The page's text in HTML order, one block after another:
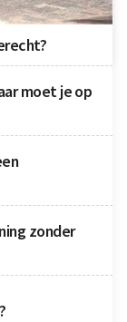
moet je op
zonder